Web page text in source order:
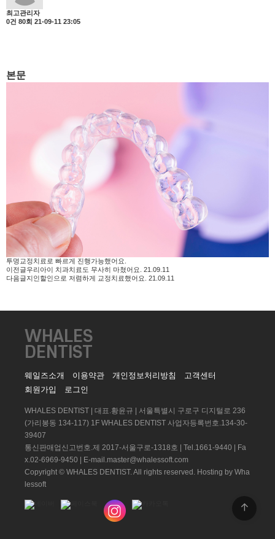
최고관리자
0건 80회 21-09-11 23:05
본문
투명교정치료로 빠르게 진행가능했어요.
이전글우리아이 치과치료도 무사히 마쳤어요. 21.09.11
다음글지인할인으로 저렴하게 교정치료했어요. 21.09.11
WHALES
DENTIST
웨일즈소개 이용약관 개인정보처리방침
고객센터
회원가입
로그인
WHALES DENTIST | 대표.황윤규 | 서울특별시 구로구 디지털로 236
(가리봉동 134-117) 1F WHALES DENTIST 사업자등록번호.134-30-
39407
통신판매업신고번호.제 2017-서울구로-1318호 | Tel.1661-9440 | Fa
x.02-6969-9450 | E-mail.master@whalessoft.com
Copyright © WHALES DENTIST. All rights reserved. Hosting by Wha
lessoft